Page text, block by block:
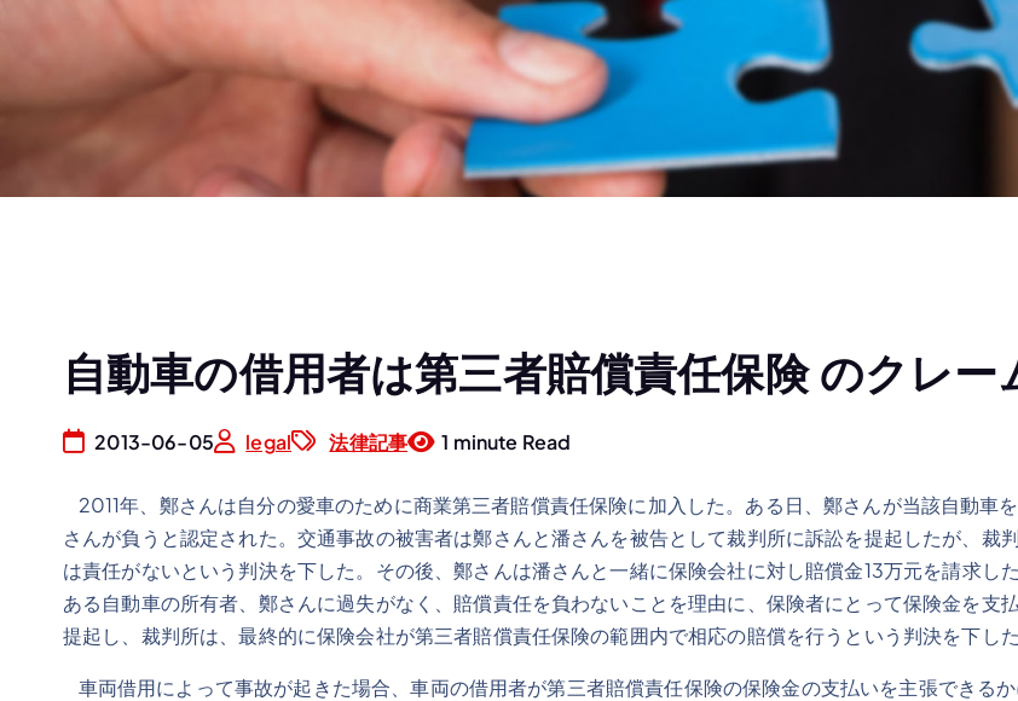
自動車の借用者は第三者賠償責任保険 のクレー
2013-06-05 legal 法律記事 1 minute Read
2011年、鄭さんは自分の愛車のために商業第三者賠償責任保険に加入した。ある日、鄭さんが当該自動車
さんが負うと認定された。交通事故の被害者は鄭さんと潘さんを被告として裁判所に訴訟を提起したが、裁
は責任がないという判決を下した。その後、鄭さんは潘さんと一緒に保険会社に対し賠償金13万元を請求
ある自動車の所有者、鄭さんに過失がなく、賠償責任を負わないことを理由に、保険者にとって保険金を支
提起し、裁判所は、最終的に保険会社が第三者賠償責任保険の範囲内で相応の賠償を行うという判決を下した
車両借用によって事故が起きた場合、車両の借用者が第三者賠償責任保険の保険金の支払いを主張できる